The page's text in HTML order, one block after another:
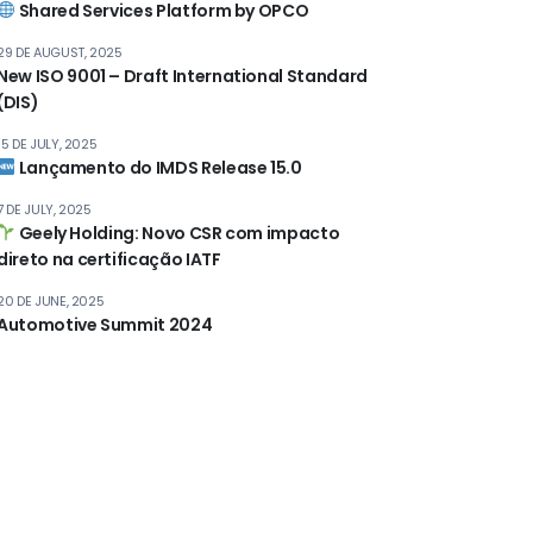
Shared Services Platform by OPCO
ISO 9001 – Draft International Standard
DE AUGUST, 2025
Lançamento do IMDS Release 15.0
DE JULY, 2025
Geely Holding: Novo CSR com impacto
na certificação IATF
DE JULY, 2025
Summit 2024
DE JUNE, 2025